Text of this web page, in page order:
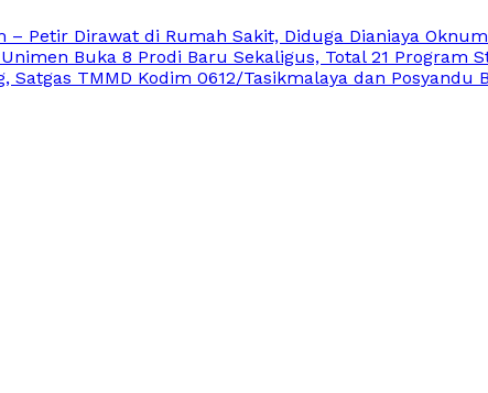
– Petir Dirawat di Rumah Sakit, Diduga Dianiaya
Buka 8 Prodi Baru Sekaligus, Total 21 Program
Satgas TMMD Kodim 0612/Tasikmalaya dan Posyandu